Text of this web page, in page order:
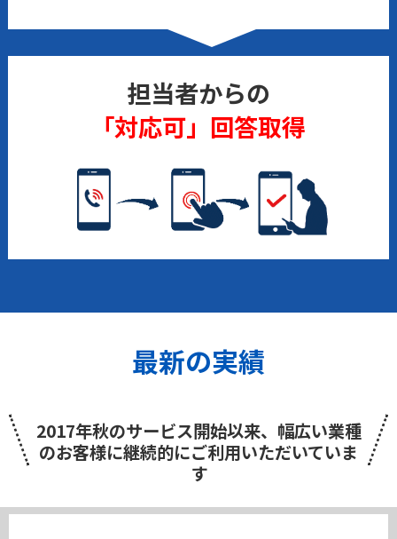
担当者からの
「対応可」回答取得
最新の実績
2017年秋のサービス開始以来、幅広い業種
のお客様に継続的にご利用いただいていま
す